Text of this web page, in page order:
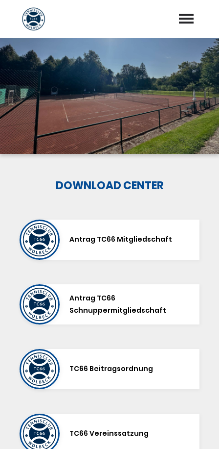
Startseite
Aktuelles
Vorstand
Training
Mannschaften
DOWNLOAD CENTER
Antrag TC66 Mitgliedschaft
Antrag TC66
Schnuppermitgliedschaft
TC66 Beitragsordnung
TC66 Vereinssatzung